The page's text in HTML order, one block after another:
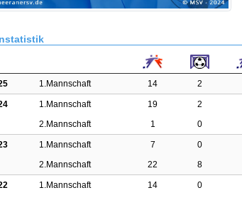
1.Mannschaft 14 2
1.Mannschaft 19 2
2.Mannschaft
1 0
1.Mannschaft 7 0
2.Mannschaft
22 8
1.Mannschaft 14 0